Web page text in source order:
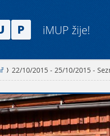
iMUP žije!
22/10/2015 - 25/10/2015 -